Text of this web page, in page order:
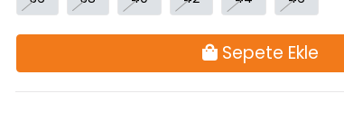
Sepete Ekle